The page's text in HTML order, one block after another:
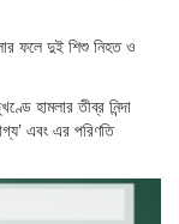
ফলে দুই শিশু নিহত ও
হামলার তীব্র নিন্দা
এবং এর পরিণতি